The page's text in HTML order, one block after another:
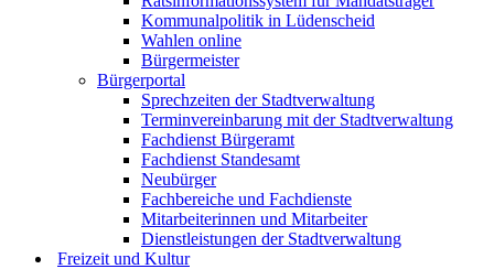
Kommunalpolitik in Lüdenscheid
Wahlen online
Bürgermeister
Bürgerportal
Sprechzeiten der Stadtverwaltung
Terminvereinbarung mit der Stadtverwaltung
Fachdienst Bürgeramt
Fachdienst Standesamt
Neubürger
Fachbereiche und Fachdienste
Mitarbeiterinnen und Mitarbeiter
Dienstleistungen der Stadtverwaltung
Freizeit und Kultur